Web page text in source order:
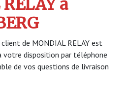
à
de MONDIAL RELAY est
votre disposition par téléphone
de vos questions de livraison